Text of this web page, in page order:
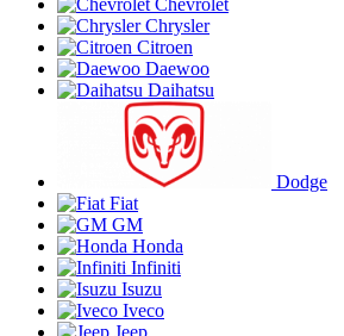
Chevrolet
Chrysler
Citroen
Daewoo
Daihatsu
Dodge
Fiat
GM
Honda
Infiniti
Isuzu
Iveco
Jeep